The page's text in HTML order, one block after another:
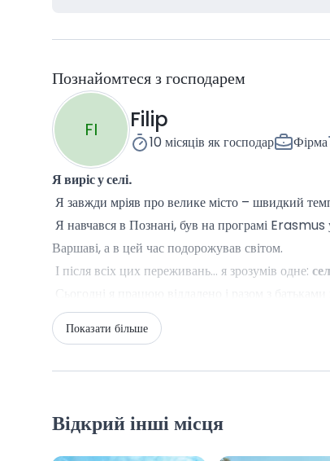
Познайомтеся з господарем
FI Filip
10 місяців як господар Фірма
Я виріс у селі.
Я завжди мріяв про велике місто – швидкий
Я навчався в Познані, був на програмі
Варшаві, а в цей час подорожував світом.
І після всіх цих переживань… я зрозумів одне:
Без пробок, шуму, постійного стресу та метушні.
Натомість:тиша, спокій, спів птахів як
На вихідні, які надовго залишаться в пам'яті.
Відпочинок від повсякденності – з турботою
Показати більше
Відкрий інші місця